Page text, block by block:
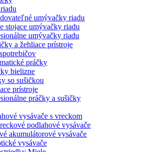
umývačky riadu
stojace umývačky riadu
umývačky riadu
a žehliace prístroje
práčky
bielizne
so sušičkou
prístroje
práčky a sušičky
vysávače s vreckom
podlahové vysávače
akumulátorové vysávače
vysávače